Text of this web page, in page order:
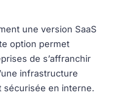
une version SaaS
option permet
de s’affranchir
infrastructure
sécurisée en interne.